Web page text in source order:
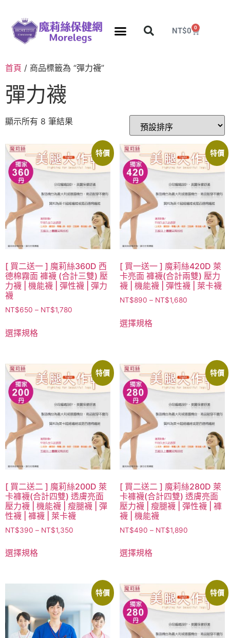
NT$0 0
首頁 / 商品標籤為 “彈力襪”
彈力襪
顯示所有 8 筆結果
特價
[ 買二送一 ] 魔莉絲360D 西
德棉霧面 褲襪 (合計三雙) 壓
力襪 | 機能襪 | 彈性襪 | 彈力
襪
NT$650 – NT$1,780
選擇規格
特價
[ 買一送一 ] 魔莉絲420D 萊
卡亮面 褲襪(合計兩雙) 壓力
襪 | 機能襪 | 彈性襪 | 萊卡襪
NT$890 – NT$1,680
選擇規格
特價
[ 買二送二 ] 魔莉絲200D 萊
卡褲襪(合計四雙) 透膚亮面
壓力襪 | 機能襪 | 瘦腿襪 | 彈
性襪 | 褲襪 | 萊卡襪
NT$390 – NT$1,350
選擇規格
特價
[ 買二送二 ] 魔莉絲280D 萊
卡褲襪(合計四雙) 透膚亮面
壓力襪 | 瘦腿襪 | 彈性襪 | 褲
襪 | 機能襪
NT$490 – NT$1,890
選擇規格
特價 特價